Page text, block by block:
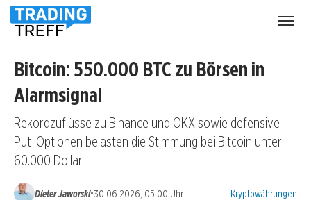
Bitcoin: 550.000 BTC zu Börsen in
Alarmsignal
Rekordzuflüsse zu Binance und OKX sowie defensive
Put-Optionen belasten die Stimmung bei Bitcoin unter
60.000 Dollar.
Dieter Jaworski•30.06.2026, 05:00 Uhr Kategorien:
Kryptowährungen